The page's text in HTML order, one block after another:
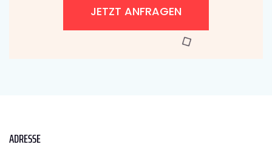
JETZT ANFRAGEN
ADRESSE